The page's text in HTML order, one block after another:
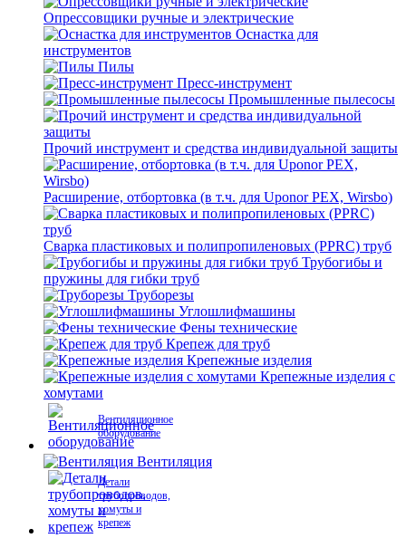
Опрессовщики ручные и электрические
Оснастка для
инструментов
Пилы
Пресс-инструмент
Промышленные пылесосы
Прочий инструмент и средства индивидуальной защиты
Расширение, отбортовка (в т.ч. для Uponor PEX, Wirsbo)
Сварка пластиковых и полипропиленовых (PPRC) труб
Трубогибы и
пружины для гибки труб
Труборезы
Углошлифмашины
Фены технические
Крепеж для труб
Крепежные изделия
Крепежные изделия с
хомутами
Вентиляционное
оборудование
Вентиляция
Детали
трубопроводов,
хомуты и
крепеж